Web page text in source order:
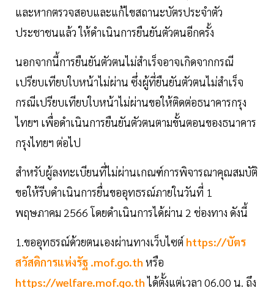
และหากตรวจสอบและแก้ไขสถานะบัตรประจำตัว
ประชาชนแล้ว ให้ดำเนินการยืนยันตัวตนอีกครั้ง
นอกจากนี้การยืนยันตัวตนไม่สำเร็จอาจเกิดจากกรณี
เปรียบเทียบใบหน้าไม่ผ่าน ซึ่งผู้ที่ยืนยันตัวตนไม่สำเร็จ
กรณีเปรียบเทียบใบหน้าไม่ผ่านขอให้ติดต่อธนาคารกรุง
ไทยฯ เพื่อดำเนินการยืนยันตัวตนตามขั้นตอนของธนาคาร
กรุงไทยฯ ต่อไป
สำหรับผู้ลงทะเบียนที่ไม่ผ่านเกณฑ์การพิจารณาคุณสมบัติ
ขอให้รีบดำเนินการยื่นขออุทธรณ์ภายในวันที่ 1
พฤษภาคม 2566 โดยดำเนินการได้ผ่าน 2 ช่องทาง ดังนี้
1.ขออุทธรณ์ด้วยตนเองผ่านทางเว็บไซต์ https://บัตร
สวัสดิการแห่งรัฐ .mof.go.th หรือ
https://welfare.mof.go.thได้ตั้งแต่เวลา 06.00 น. ถึง